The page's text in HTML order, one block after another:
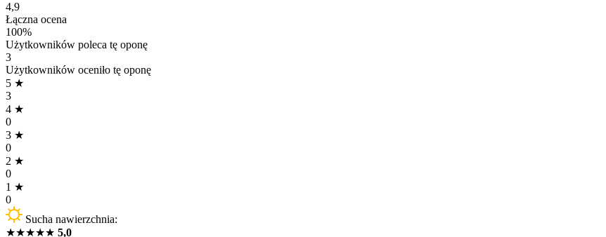
4,9
Łączna ocena
100%
Użytkowników poleca tę oponę
3
Użytkowników oceniło tę oponę
5 ★
3
4 ★
0
3 ★
0
2 ★
0
1 ★
0
Sucha nawierzchnia:
★★★★★ 5,0